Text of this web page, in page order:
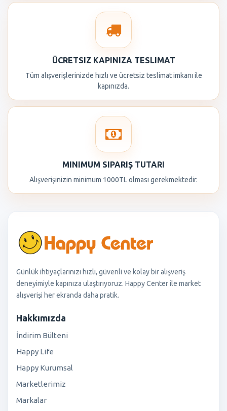
ÜCRETSIZ KAPINIZA TESLIMAT
Tüm alışverişlerinizde hızlı ve ücretsiz teslimat imkanı ile
kapınızda.
MINIMUM SIPARIŞ TUTARI
Alışverişinizin minimum 1000TL olması gerekmektedir.
Günlük ihtiyaçlarınızı hızlı, güvenli ve kolay bir alışveriş
deneyimiyle kapınıza ulaştırıyoruz. Happy Center ile market
alışverişi her ekranda daha pratik.
Hakkımızda
İndirim Bülteni
Happy Life
Happy Kurumsal
Marketlerimiz
Markalar